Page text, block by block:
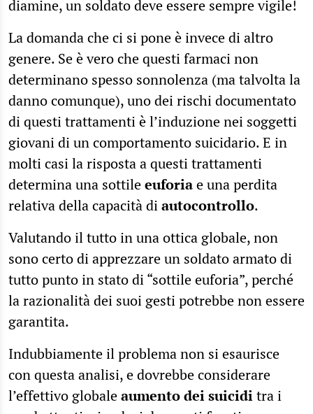
diamine, un soldato deve essere sempre vigile!
La domanda che ci si pone è invece di altro
genere. Se è vero che questi farmaci non
determinano spesso sonnolenza (ma talvolta la
danno comunque), uno dei rischi documentato
di questi trattamenti è l’induzione nei soggetti
giovani di un comportamento suicidario. E in
molti casi la risposta a questi trattamenti
determina una sottileeuforiae una perdita
relativa della capacità diautocontrollo.
Valutando il tutto in una ottica globale, non
sono certo di apprezzare un soldato armato di
tutto punto in stato di “sottile euforia”, perché
la razionalità dei suoi gesti potrebbe non essere
garantita.
Indubbiamente il problema non si esaurisce
con questa analisi, e dovrebbe considerare
l’effettivo globaleaumento dei suiciditra i